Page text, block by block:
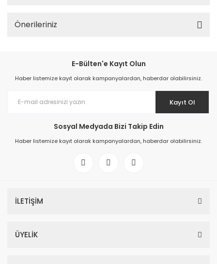
Önerileriniz
E-Bülten'e Kayıt Olun
Haber listemize kayıt olarak kampanyalardan, haberdar olabilirsiniz.
Kayıt Ol
Sosyal Medyada Bizi Takip Edin
Haber listemize kayıt olarak kampanyalardan, haberdar olabilirsiniz.
İLETİŞİM
ÜYELİK